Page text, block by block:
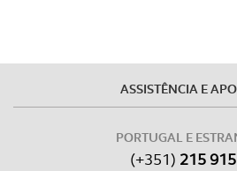
ASSISTÊNCIA E
PORTUGAL E
(+351) 215